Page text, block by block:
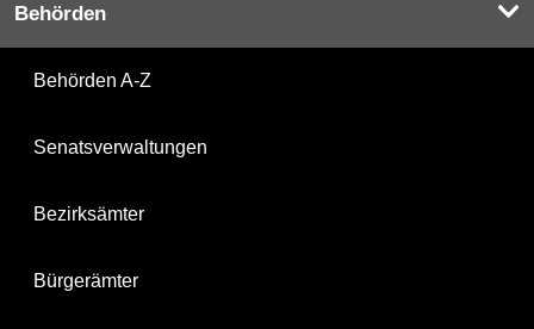
Behörden
Behörden A-Z
Senatsverwaltungen
Bezirksämter
Bürgerämter